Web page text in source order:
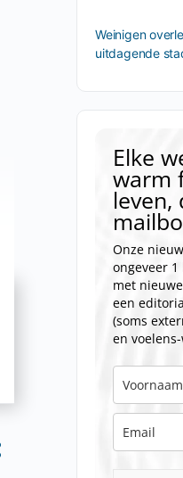
Weinigen
uitdagende
Elke
warm
leven,
Onze
ongeveer
met
een
(soms
en